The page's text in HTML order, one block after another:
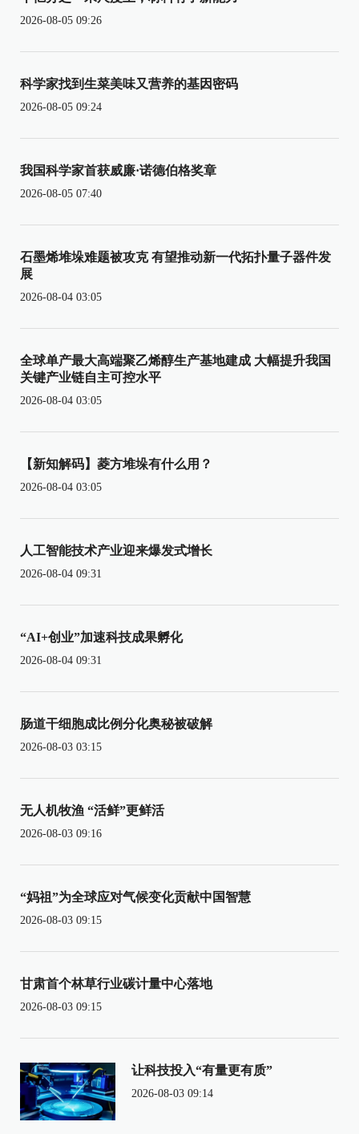
2026-08-05 09:26
科学家找到生菜美味又营养的基因密码
2026-08-05 09:24
我国科学家首获威廉·诺德伯格奖章
2026-08-05 07:40
石墨烯堆垛难题被攻克 有望推动新一代拓扑量子器件发
展
2026-08-04 03:05
全球单产最大高端聚乙烯醇生产基地建成 大幅提升我国
关键产业链自主可控水平
2026-08-04 03:05
【新知解码】菱方堆垛有什么用？
2026-08-04 03:05
人工智能技术产业迎来爆发式增长
2026-08-04 09:31
“AI+创业”加速科技成果孵化
2026-08-04 09:31
肠道干细胞成比例分化奥秘被破解
2026-08-03 03:15
无人机牧渔 “活鲜”更鲜活
2026-08-03 09:16
“妈祖”为全球应对气候变化贡献中国智慧
2026-08-03 09:15
甘肃首个林草行业碳计量中心落地
2026-08-03 09:15
让科技投入“有量更有质”
2026-08-03 09:14